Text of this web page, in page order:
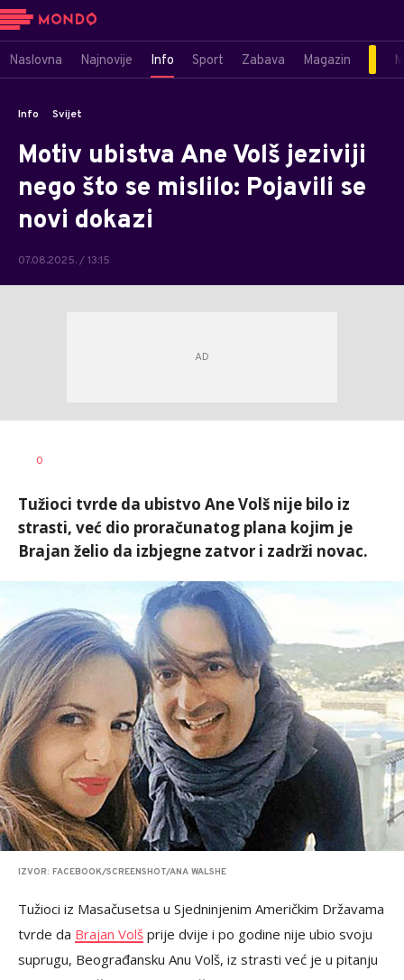
Naslovna Najnovije Info Sport Zabava Magazin
Info Svijet
Motiv ubistva Ane Volš jeziviji
nego što se mislilo: Pojavili se
novi dokazi
07.08.2025. / 13:15
AUTOR
0
Tužioci tvrde da ubistvo Ane Volš nije bilo iz
strasti, već dio proračunatog plana kojim je
Brajan želio da izbjegne zatvor i zadrži novac.
IZVOR: FACEBOOK/SCREENSHOT/ANA WALSHE
Tužioci iz Masačusetsa u Sjedninjenim Američkim Državama
tvrde da Brajan Volš prije dvije i po godine nije ubio svoju
suprugu, Beograđansku Anu Volš, iz strasti već je u pitanju